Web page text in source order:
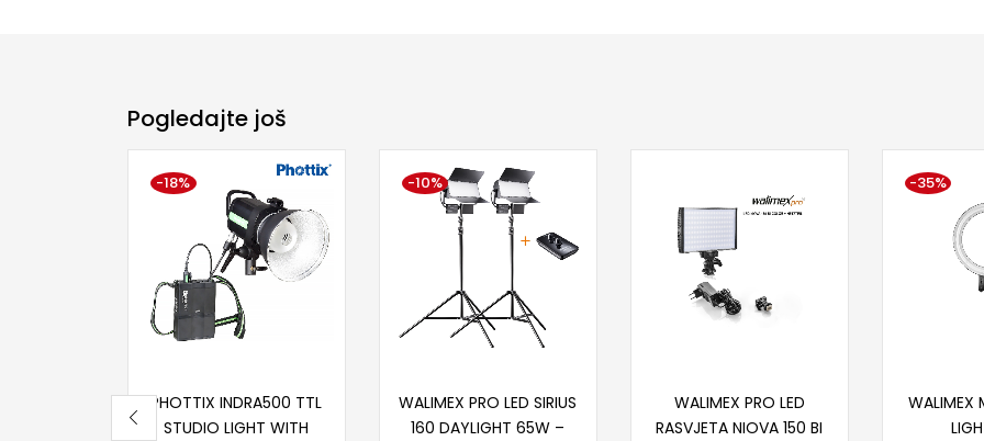
Pogledajte još
PHOTTIX INDRA500 TTL
STUDIO LIGHT WITH
-18%
WALIMEX PRO LED SIRIUS
160 DAYLIGHT 65W –
-10%
WALIMEX PRO LED
RASVJETA NIOVA 150 BI
WALIMEX
-35%